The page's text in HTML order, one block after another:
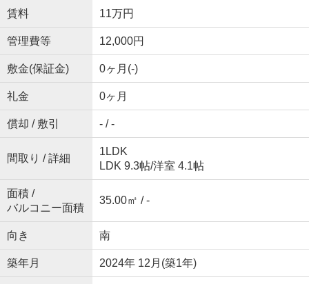
賃料 11万円
管理費等 12,000円
敷金(保証金) 0ヶ月(-)
礼金 0ヶ月
償却 / 敷引 - / -
間取り / 詳細
1LDK
LDK 9.3帖/洋室 4.1帖
面積 /
バルコニー面積
35.00㎡ / -
向き 南
築年月 2024年 12月(築1年)